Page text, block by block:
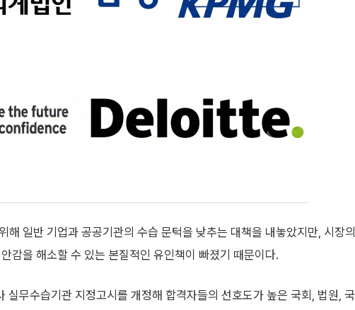
해 일반 기업과 공공기관의 수습 문턱을 낮추는 대책을 내놓았지만, 시장의
감을 해소할 수 있는 본질적인 유인책이 빠졌기 때문이다.
실무수습기관 지정고시를 개정해 합격자들의 선호도가 높은 국회, 법원, 국